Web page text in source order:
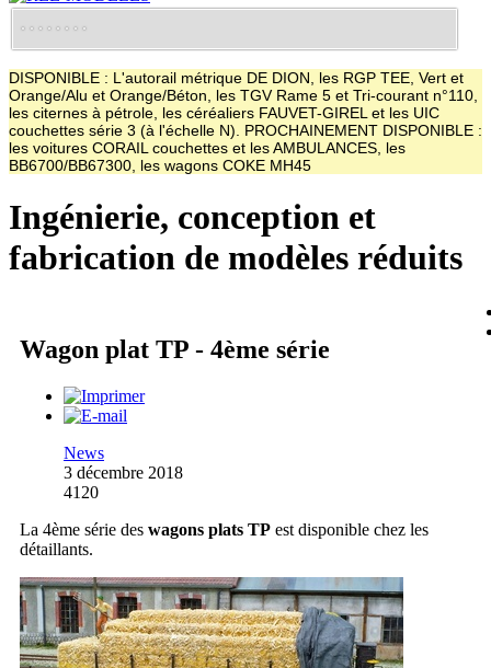
DISPONIBLE : L'autorail métrique DE DION, les RGP TEE, Vert et
Orange/Alu et Orange/Béton, les TGV Rame 5 et Tri-courant n°110,
les citernes à pétrole, les céréaliers FAUVET-GIREL et les UIC
couchettes série 3 (à l'échelle N). PROCHAINEMENT DISPONIBLE :
les voitures CORAIL couchettes et les AMBULANCES, les
BB6700/BB67300, les wagons COKE MH45
Ingénierie, conception et
fabrication de modèles réduits
Wagon plat TP - 4ème série
News
3 décembre 2018
4120
La 4ème série des wagons plats TP est disponible chez les
détaillants.